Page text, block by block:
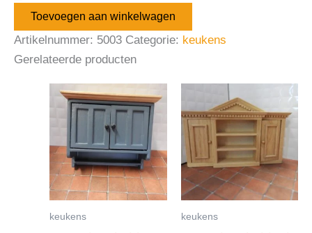
Toevoegen aan winkelwagen
Artikelnummer: 5003 Categorie: keukens
Gerelateerde producten
keukens keukens